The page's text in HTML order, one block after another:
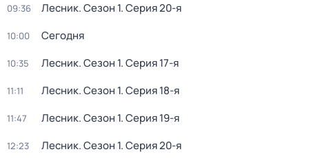
09:36 Лесник. Сезон 1. Серия 20-я
10:00 Сегодня
10:35 Лесник. Сезон 1. Серия 17-я
11:11 Лесник. Сезон 1. Серия 18-я
11:47 Лесник. Сезон 1. Серия 19-я
12:23 Лесник. Сезон 1. Серия 20-я